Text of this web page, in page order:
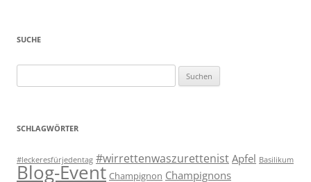
SUCHE
nach:
SCHLAGWÖRTER
#leckeresfürjedentag #wirrettenwaszurettenist Apfel Basilikum
Blog-Event Champignon Champignons